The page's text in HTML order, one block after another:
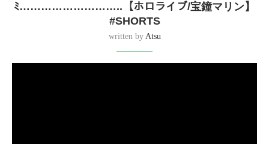
ﾐ………………………..【ホロライブ/宝鐘マリン】
#SHORTS
written by Atsu